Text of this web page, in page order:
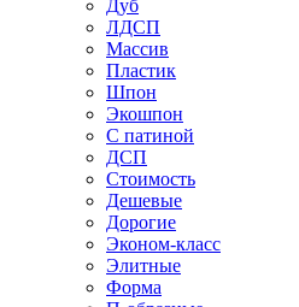
Дуб
ЛДСП
Массив
Пластик
Шпон
Экошпон
С патиной
ДСП
Стоимость
Дешевые
Дорогие
Эконом-класс
Элитные
Форма